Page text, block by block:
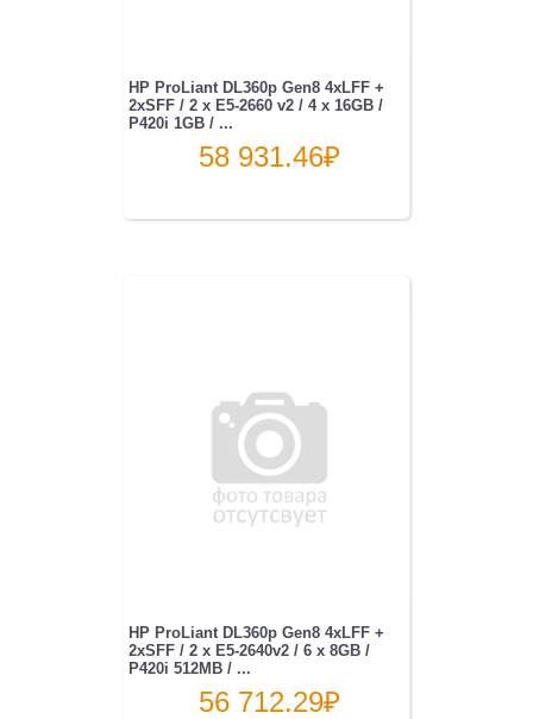
HP ProLiant DL360p Gen8 4xLFF +
2xSFF / 2 x E5-2660 v2 / 4 x 16GB /
P420i 1GB / ...
58 931.46₽
HP ProLiant DL360p Gen8 4xLFF +
2xSFF / 2 x E5-2640v2 / 6 x 8GB /
P420i 512MB / ...
56 712.29₽